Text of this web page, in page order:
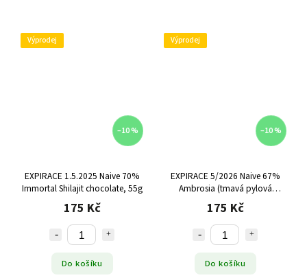
Výprodej
–10 %
EXPIRACE 1.5.2025 Naive 70%
Immortal Shilajit chocolate, 55g
175 Kč
Do košíku
Výprodej
–10 %
EXPIRACE 5/2026 Naive 67%
Ambrosia (tmavá pylová
čokoláda s medem), 57g
175 Kč
Do košíku